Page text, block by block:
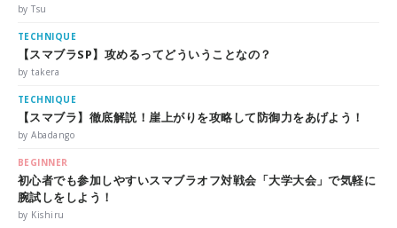
by Tsu
TECHNIQUE
【スマブラSP】攻めるってどういうことなの？
by takera
TECHNIQUE
【スマブラ】徹底解説！崖上がりを攻略して防御力をあげよう！
by Abadango
BEGINNER
初心者でも参加しやすいスマブラオフ対戦会「大学大会」で気軽に
腕試しをしよう！
by Kishiru